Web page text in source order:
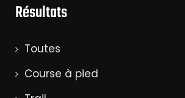
Résultats
Toutes
Course à pied